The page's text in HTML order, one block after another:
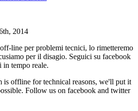
2014
line per problemi tecnici, lo rimetteremo
per il disagio. Seguici su facebook
tempo reale.
is offline for technical reasons, we'll put it
Follow us on facebook and twitter